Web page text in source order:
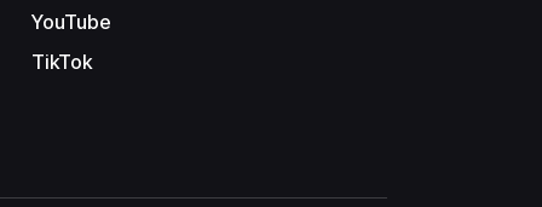
YouTube
TikTok